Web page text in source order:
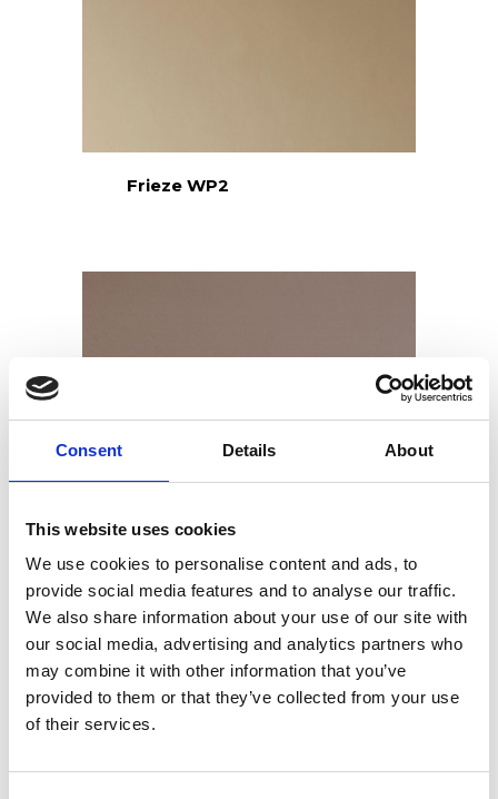
Consent Details About
This website uses cookies
We use cookies to personalise content and ads, to
provide social media features and to analyse our traffic.
We also share information about your use of our site with
our social media, advertising and analytics partners who
may combine it with other information that you’ve
provided to them or that they’ve collected from your use
of their services.
Frieze WP2
Frieze WP1